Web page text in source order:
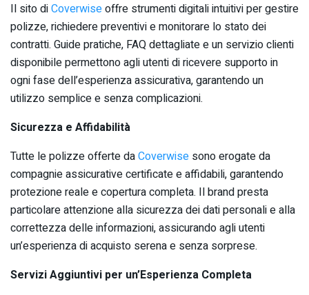
Il sito diCoverwiseoffre strumenti digitali intuitivi per gestire
polizze, richiedere preventivi e monitorare lo stato dei
contratti. Guide pratiche, FAQ dettagliate e un servizio clienti
disponibile permettono agli utenti di ricevere supporto in
ogni fase dell’esperienza assicurativa, garantendo un
utilizzo semplice e senza complicazioni.
Sicurezza e Affidabilità
Tutte le polizze offerte daCoverwise sono erogate da
compagnie assicurative certificate e affidabili, garantendo
protezione reale e copertura completa. Il brand presta
particolare attenzione alla sicurezza dei dati personali e alla
correttezza delle informazioni, assicurando agli utenti
un’esperienza di acquisto serena e senza sorprese.
Servizi Aggiuntivi per un’Esperienza Completa